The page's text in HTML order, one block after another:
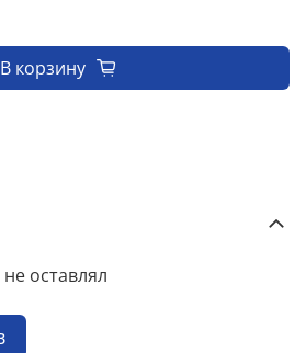
В корзину
оставлял